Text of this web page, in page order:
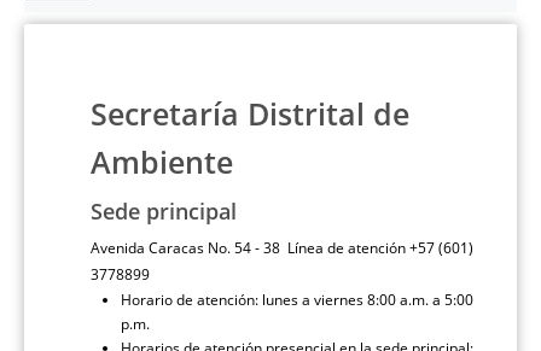
Secretaría Distrital de
Ambiente
Sede principal
Avenida Caracas No. 54 - 38 Línea de atención +57 (601)
3778899
Horario de atención: lunes a viernes 8:00 a.m. a 5:00
p.m.